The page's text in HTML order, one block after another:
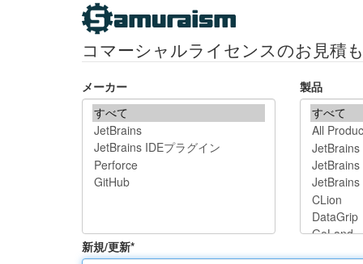
コマーシャルライセンスのお見積
メーカー 製品
新規/更新*